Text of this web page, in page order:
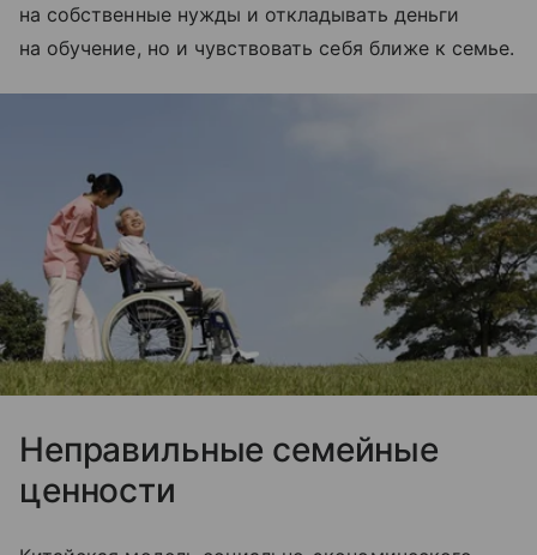
на собственные нужды и откладывать деньги
на обучение, но и чувствовать себя ближе к семье.
Неправильные семейные
ценности